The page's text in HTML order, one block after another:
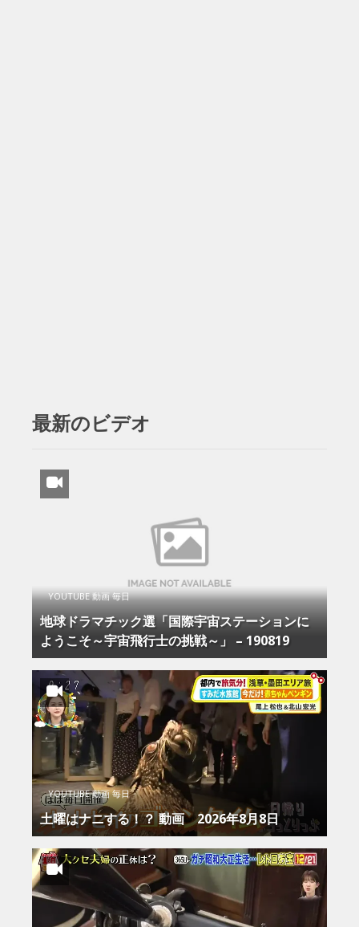
最新のビデオ
YOUTUBE 動画 毎日
地球ドラマチック選「国際宇宙ステーションに
ようこそ～宇宙飛行士の挑戦～」 – 190819
YOUTUBE 動画 毎日
土曜はナニする！？ 動画 2026年8月8日